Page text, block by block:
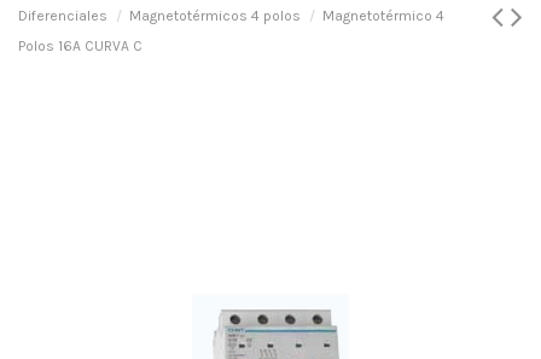
Diferenciales
Magnetotérmicos 4 polos
Magnetotérmico 4
Polos 16A CURVA C